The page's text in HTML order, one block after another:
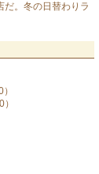
だ。冬の日替わりラ